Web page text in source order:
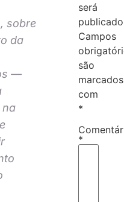
sobre
da
—
na
será
Campos
são
marcados
com
*
*